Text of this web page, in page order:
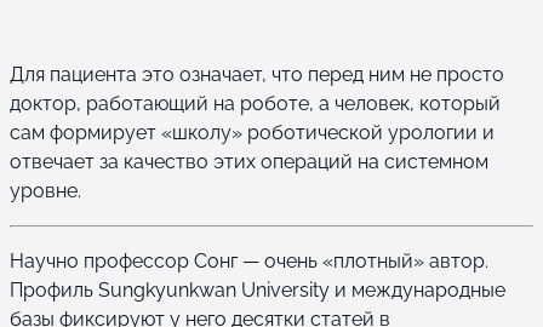
Для пациента это означает, что перед ним не просто
доктор, работающий на роботе, а человек, который
сам формирует «школу» роботической урологии и
отвечает за качество этих операций на системном
уровне.
Научно профессор Сонг — очень «плотный» автор.
Профиль Sungkyunkwan University и международные
базы фиксируют у него десятки статей в